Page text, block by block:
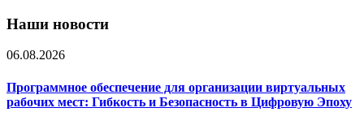
Наши новости
06.08.2026
Программное обеспечение для организации виртуальных
рабочих мест: Гибкость и Безопасность в Цифровую Эпоху